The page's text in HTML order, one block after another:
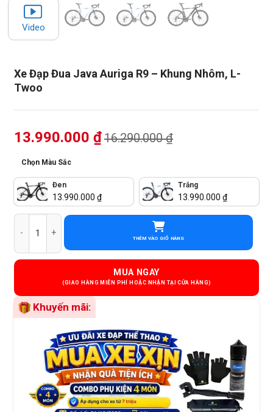
Xe Đạp Đua Java Auriga R9 – Khung Nhôm, L-
Twoo
Video
13.990.000 ₫16.290.000₫
Chọn Màu Sắc
Đen
13.990.000 ₫
Trắng
13.990.000 ₫
Xe Đạp Đua Java Auriga R9 - Khung Nhôm, L-Twoo số lượng
THÊM VÀO GIỎ HÀNG
MUA NGAY
Khuyến mãi: